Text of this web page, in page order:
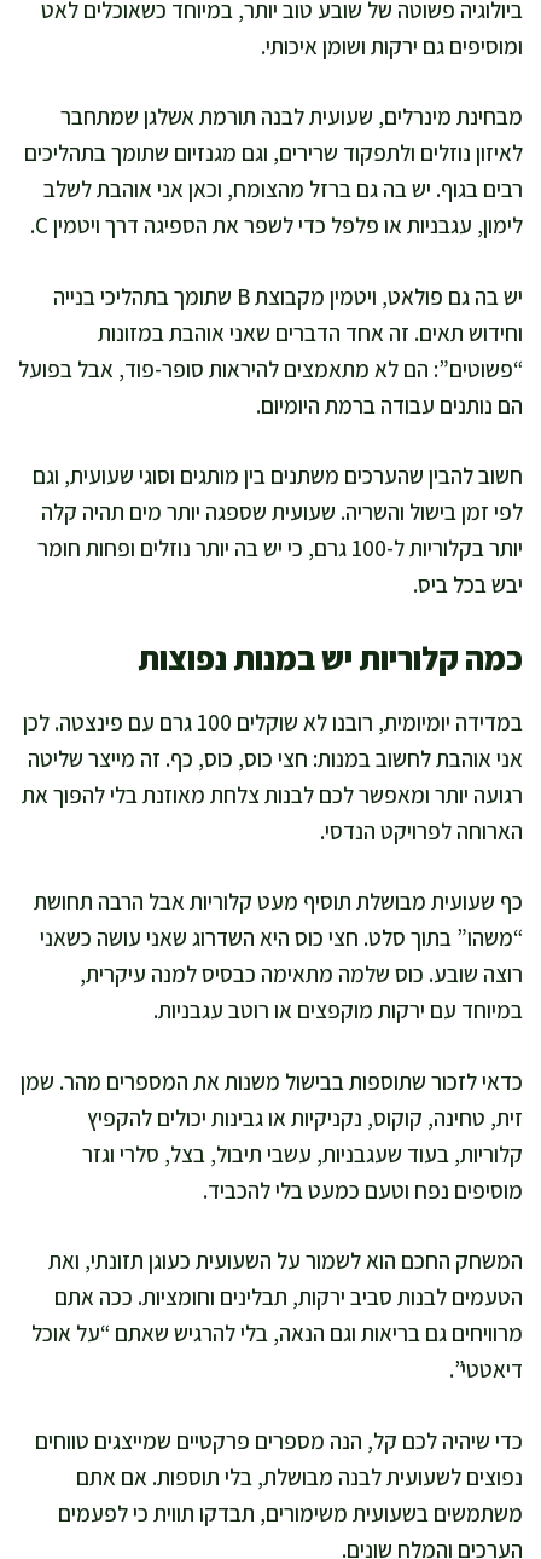
ביולוגיה פשוטה של שובע טוב יותר, במיוחד כשאוכלים לאט
ומוסיפים גם ירקות ושומן איכותי.
מבחינת מינרלים, שעועית לבנה תורמת אשלגן שמתחבר
לאיזון נוזלים ולתפקוד שרירים, וגם מגנזיום שתומך בתהליכים
רבים בגוף. יש בה גם ברזל מהצומח, וכאן אני אוהבת לשלב
לימון, עגבניות או פלפל כדי לשפר את הספיגה דרך ויטמין C.
יש בה גם פולאט, ויטמין מקבוצת B שתומך בתהליכי בנייה
וחידוש תאים. זה אחד הדברים שאני אוהבת במזונות
“פשוטים”: הם לא מתאמצים להיראות סופר-פוד, אבל בפועל
הם נותנים עבודה ברמת היומיום.
חשוב להבין שהערכים משתנים בין מותגים וסוגי שעועית, וגם
לפי זמן בישול והשריה. שעועית שספגה יותר מים תהיה קלה
יותר בקלוריות ל-100 גרם, כי יש בה יותר נוזלים ופחות חומר
יבש בכל ביס.
כמה קלוריות יש במנות נפוצות
במדידה יומיומית, רובנו לא שוקלים 100 גרם עם פינצטה. לכן
אני אוהבת לחשוב במנות: חצי כוס, כוס, כף. זה מייצר שליטה
רגועה יותר ומאפשר לכם לבנות צלחת מאוזנת בלי להפוך את
הארוחה לפרויקט הנדסי.
כף שעועית מבושלת תוסיף מעט קלוריות אבל הרבה תחושת
“משהו” בתוך סלט. חצי כוס היא השדרוג שאני עושה כשאני
רוצה שובע. כוס שלמה מתאימה כבסיס למנה עיקרית,
במיוחד עם ירקות מוקפצים או רוטב עגבניות.
כדאי לזכור שתוספות בבישול משנות את המספרים מהר. שמן
זית, טחינה, קוקוס, נקניקיות או גבינות יכולים להקפיץ
קלוריות, בעוד שעגבניות, עשבי תיבול, בצל, סלרי וגזר
מוסיפים נפח וטעם כמעט בלי להכביד.
המשחק החכם הוא לשמור על השעועית כעוגן תזונתי, ואת
הטעמים לבנות סביב ירקות, תבלינים וחומציות. ככה אתם
מרוויחים גם בריאות וגם הנאה, בלי להרגיש שאתם “על אוכל
דיאטטי”.
כדי שיהיה לכם קל, הנה מספרים פרקטיים שמייצגים טווחים
נפוצים לשעועית לבנה מבושלת, בלי תוספות. אם אתם
משתמשים בשעועית משימורים, תבדקו תווית כי לפעמים
הערכים והמלח שונים.